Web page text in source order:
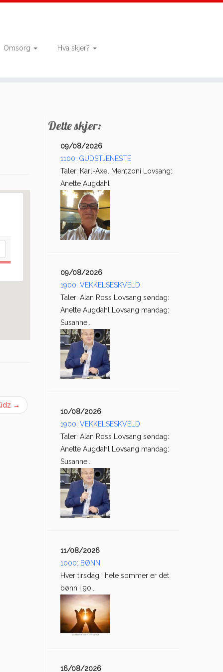
Omsorg
Hva skjer?
→
Dette skjer:
09/08/2026
1100: GUDSTJENESTE
Taler: Karl-Axel Mentzoni Lovsang:
Anette Augdahl
09/08/2026
1900: VEKKELSESKVELD
Taler: Alan Ross Lovsang søndag:
Anette Augdahl Lovsang mandag:
Susanne...
10/08/2026
1900: VEKKELSESKVELD
Taler: Alan Ross Lovsang søndag:
Anette Augdahl Lovsang mandag:
Susanne...
11/08/2026
1000: BØNN
Hver tirsdag i hele sommer er det
bønn i 90...
16/08/2026